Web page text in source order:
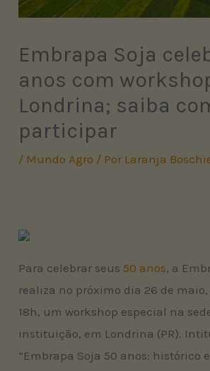
Embrapa Soja
anos com
Londrina; saiba
participar
/ Mundo Agro / Por Laranja
Para celebrar seus 50 anos, a
realiza no próximo dia 26 de maio,
18h, um workshop especial na
instituição, em Londrina (PR).
“Embrapa Soja 50 anos: histórico e